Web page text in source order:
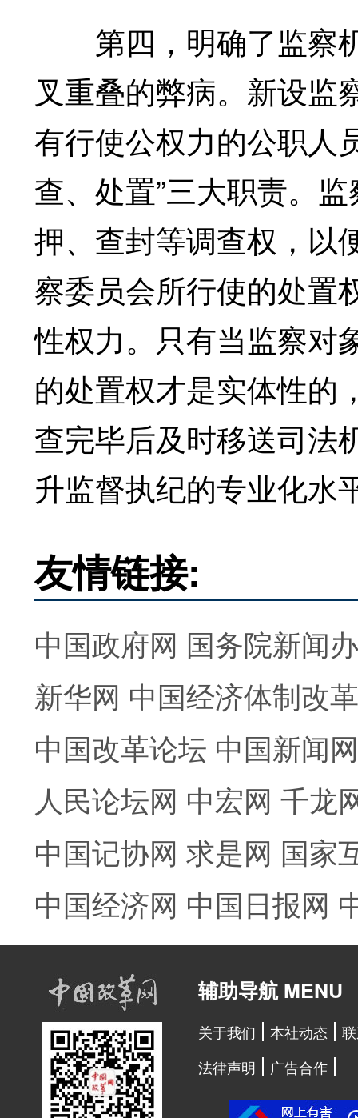
第四，明确了监察
叉重叠的弊病。新设监
有行使公权力的公职人
查、处置”三大职责。
押、查封等调查权，以
察委员会所行使的处置
性权力。只有当监察对
的处置权才是实体性的
查完毕后及时移送司法
升监督执纪的专业化水
友情链接:
中国政府网 国务院新闻
新华网 中国经济体制改
中国改革论坛 中国新闻网
人民论坛网 中宏网 千龙
中国记协网 求是网 国家
中国经济网 中国日报网
辅助导航 MENU
关于我们 本社动态
法律声明
广告合作